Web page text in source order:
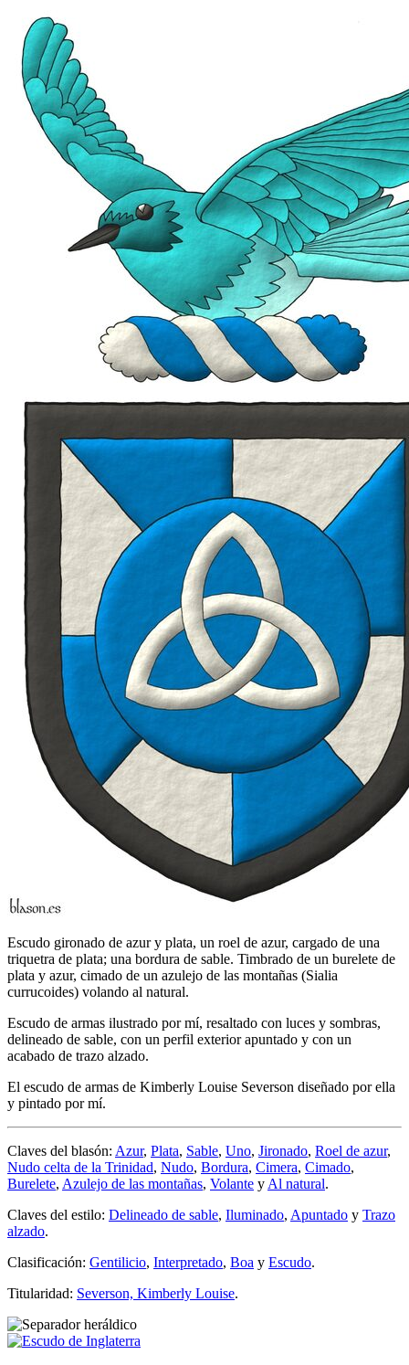
Escudo gironado de azur y plata, un roel de azur, cargado de una
triquetra de plata; una bordura de sable. Timbrado de un burelete de
plata y azur, cimado de un azulejo de las montañas (Sialia
currucoides) volando al natural.
Escudo de armas ilustrado por mí, resaltado con luces y sombras,
delineado de sable, con un perfil exterior apuntado y con un
acabado de trazo alzado.
El escudo de armas de Kimberly Louise Severson diseñado por ella
y pintado por mí.
Claves del blasón: Azur, Plata, Sable, Uno, Jironado, Roel de azur,
Nudo celta de la Trinidad, Nudo, Bordura, Cimera, Cimado,
Burelete, Azulejo de las montañas, Volante y Al natural.
Claves del estilo: Delineado de sable, Iluminado, Apuntado y Trazo
alzado.
Clasificación: Gentilicio, Interpretado, Boa y Escudo.
Titularidad: Severson, Kimberly Louise.